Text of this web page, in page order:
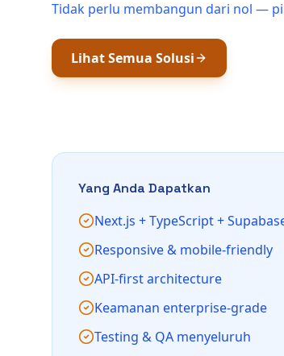
Tidak perlu membangun dari nol —
Lihat Semua Solusi
Yang Anda Dapatkan
Next.js + TypeScript +
Responsive & mobile-friendly
API-first architecture
Keamanan enterprise-grade
Testing & QA menyeluruh